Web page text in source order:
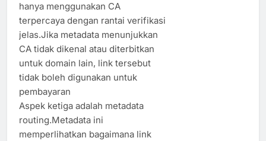
hanya menggunakan CA
terpercaya dengan rantai verifikasi
jelas.Jika metadata menunjukkan
CA tidak dikenal atau diterbitkan
untuk domain lain, link tersebut
tidak boleh digunakan untuk
pembayaran
Aspek ketiga adalah metadata
routing.Metadata ini
memperlihatkan bagaimana link